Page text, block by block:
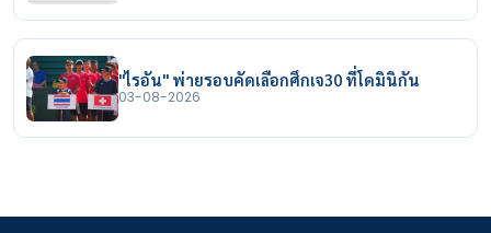
"ไรอัน" พ่ายรอบคัดเลือกศึกเจ30 ที่โดมินิกัน
03-08-2026